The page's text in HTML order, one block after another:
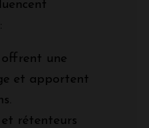
offrent une
et apportent
et rétenteurs